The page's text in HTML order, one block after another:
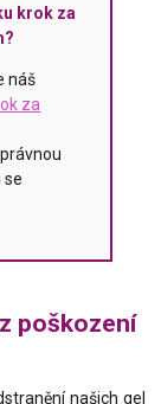
krok za
náš
za
se
poškození
našich gel